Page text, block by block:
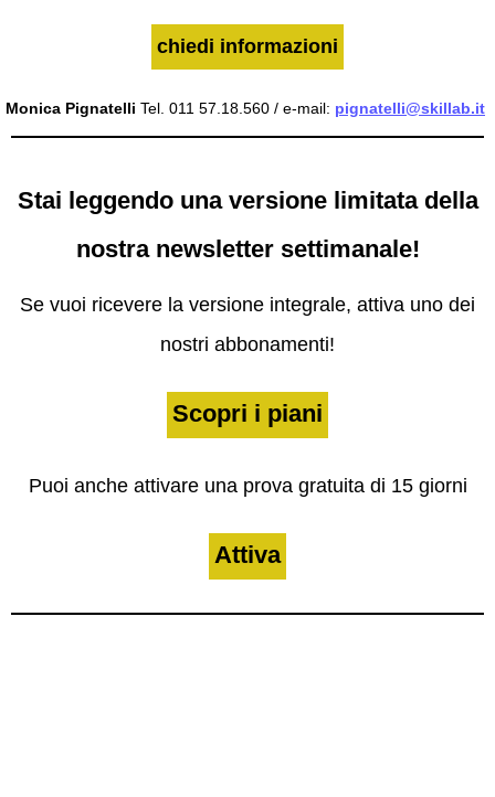
chiedi informazioni
Monica Pignatelli Tel. 011 57.18.560 / e-mail: pignatelli@skillab.it
Stai leggendo una versione limitata della
nostra newsletter settimanale!
Se vuoi ricevere la versione integrale, attiva uno dei
nostri abbonamenti!
Scopri i piani
Puoi anche attivare una prova gratuita di 15 giorni
Attiva